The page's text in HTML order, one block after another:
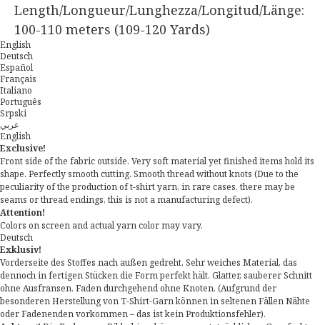
Length/Longueur/Lunghezza/Longitud/Länge:
100-110 meters (109-120 Yards)
English
Deutsch
Español
Français
Italiano
Português
Srpski
عربي
English
Exclusive!
Front side of the fabric outside. Very soft material yet finished items hold its
shape. Perfectly smooth cutting. Smooth thread without knots (Due to the
peculiarity of the production of t-shirt yarn, in rare cases, there may be
seams or thread endings, this is not a manufacturing defect).
Attention!
Colors on screen and actual yarn color may vary.
Deutsch
Exklusiv!
Vorderseite des Stoffes nach außen gedreht. Sehr weiches Material, das
dennoch in fertigen Stücken die Form perfekt hält. Glatter, sauberer Schnitt
ohne Ausfransen. Faden durchgehend ohne Knoten. (Aufgrund der
besonderen Herstellung von T-Shirt-Garn können in seltenen Fällen Nähte
oder Fadenenden vorkommen – das ist kein Produktionsfehler).